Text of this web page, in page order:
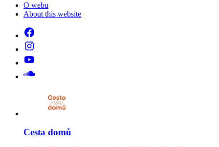
O webu
About this website
Cesta domů